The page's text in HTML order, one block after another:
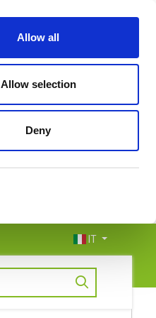
Allow all
Allow selection
Deny
IT